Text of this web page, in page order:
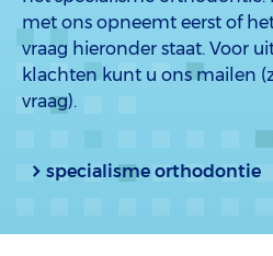
met ons opneemt eerst of
vraag hieronder staat. Voor
klachten kunt u ons mailen
vraag).
specialisme orthodontie